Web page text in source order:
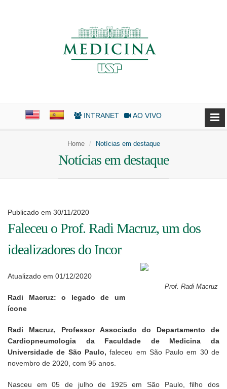
INTRANET AO VIVO
Home Notícias em destaque
Notícias em destaque
Publicado em 30/11/2020
Faleceu o Prof. Radi Macruz, um dos
idealizadores do Incor
Prof. Radi Macruz
Atualizado em 01/12/2020
Radi Macruz: o legado de um
ícone
Radi Macruz, Professor Associado do Departamento de
Cardiopneumologia da Faculdade de Medicina da
Universidade de São Paulo, faleceu em São Paulo em 30 de
novembro de 2020, com 95 anos.
Nasceu em 05 de julho de 1925 em São Paulo, filho dos